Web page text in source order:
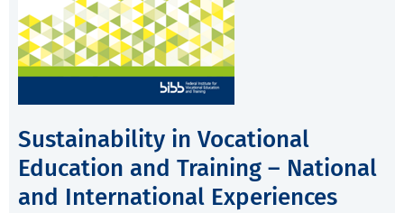
Sustainability in Vocational
Education and Training – National
and International Experiences